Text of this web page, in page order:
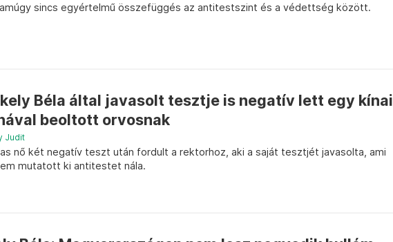
sincs egyértelmű összefüggés az antitestszint és a védettség között.
Béla által javasolt tesztje is negatív lett egy kínai
beoltott orvosnak
Judit
nő két negatív teszt után fordult a rektorhoz, aki a saját tesztjét javasolta, ami
mutatott ki antitestet nála.